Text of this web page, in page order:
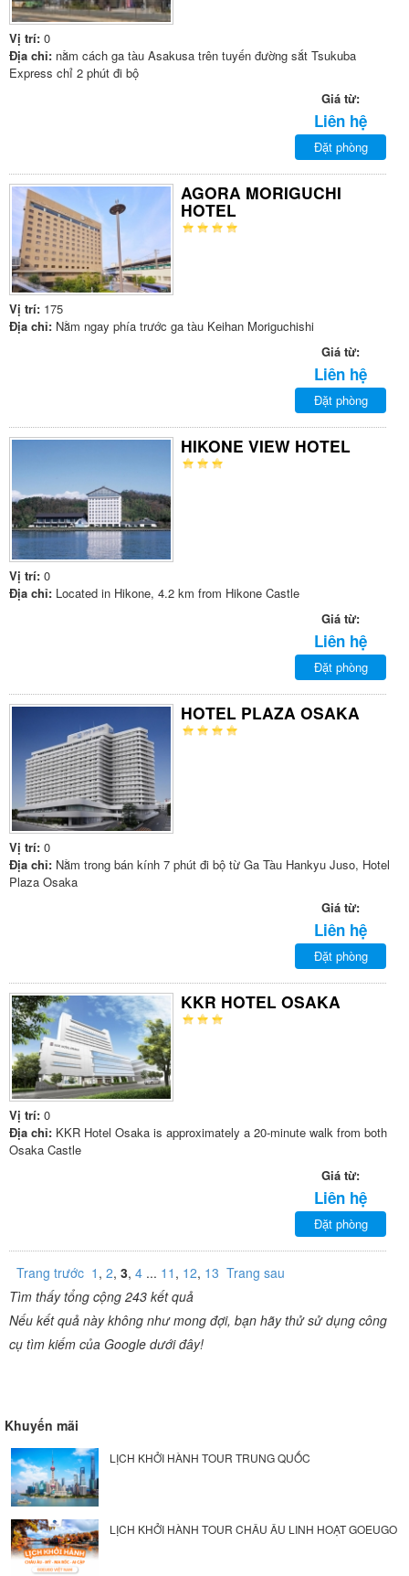
Vị trí: 0
Địa chỉ: nằm cách ga tàu Asakusa trên tuyến đường sắt Tsukuba
Express chỉ 2 phút đi bộ
Giá từ:
Liên hệ
Đặt phòng
AGORA MORIGUCHI
HOTEL
Vị trí: 175
Địa chỉ: Nằm ngay phía trước ga tàu Keihan Moriguchishi
Giá từ:
Liên hệ
Đặt phòng
HIKONE VIEW HOTEL
Vị trí: 0
Địa chỉ: Located in Hikone, 4.2 km from Hikone Castle
Giá từ:
Liên hệ
Đặt phòng
HOTEL PLAZA OSAKA
Vị trí: 0
Địa chỉ: Nằm trong bán kính 7 phút đi bộ từ Ga Tàu Hankyu Juso, Hotel
Plaza Osaka
Giá từ:
Liên hệ
Đặt phòng
KKR HOTEL OSAKA
Vị trí: 0
Địa chỉ: KKR Hotel Osaka is approximately a 20-minute walk from both
Osaka Castle
Giá từ:
Liên hệ
Đặt phòng
Trang trước 1 , 2, 3, 4 ... 11 , 12, 13 Trang sau
Tìm thấy tổng cộng 243 kết quả
Nếu kết quả này không như mong đợi, bạn hãy thử sử dụng công
cụ tìm kiếm của Google dưới đây!
Khuyến mãi
LỊCH KHỞI HÀNH TOUR TRUNG QUỐC
LỊCH KHỞI HÀNH TOUR CHÂU ÂU LINH HOẠT GOEUGO